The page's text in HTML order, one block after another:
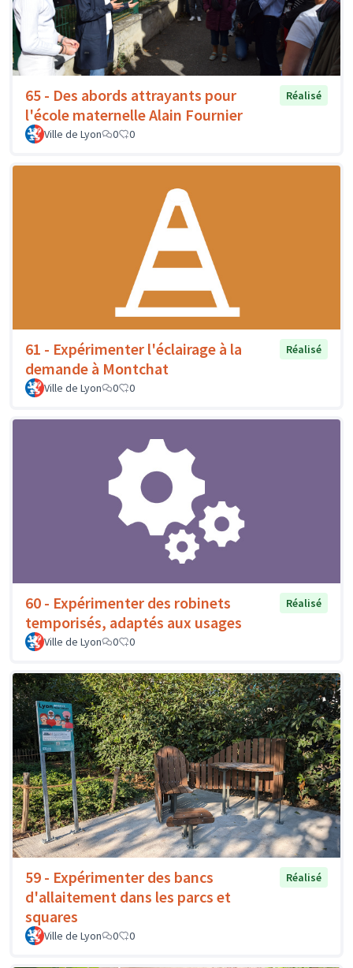
65 - Des abords attrayants pour
l'école maternelle Alain Fournier
Réalisé
Ville de Lyon 0 0
61 - Expérimenter l'éclairage à la
demande à Montchat
Réalisé
Ville de Lyon 0 0
60 - Expérimenter des robinets
temporisés, adaptés aux usages
Réalisé
Ville de Lyon 0 0
59 - Expérimenter des bancs
d'allaitement dans les parcs et
squares
Réalisé
Ville de Lyon 0 0